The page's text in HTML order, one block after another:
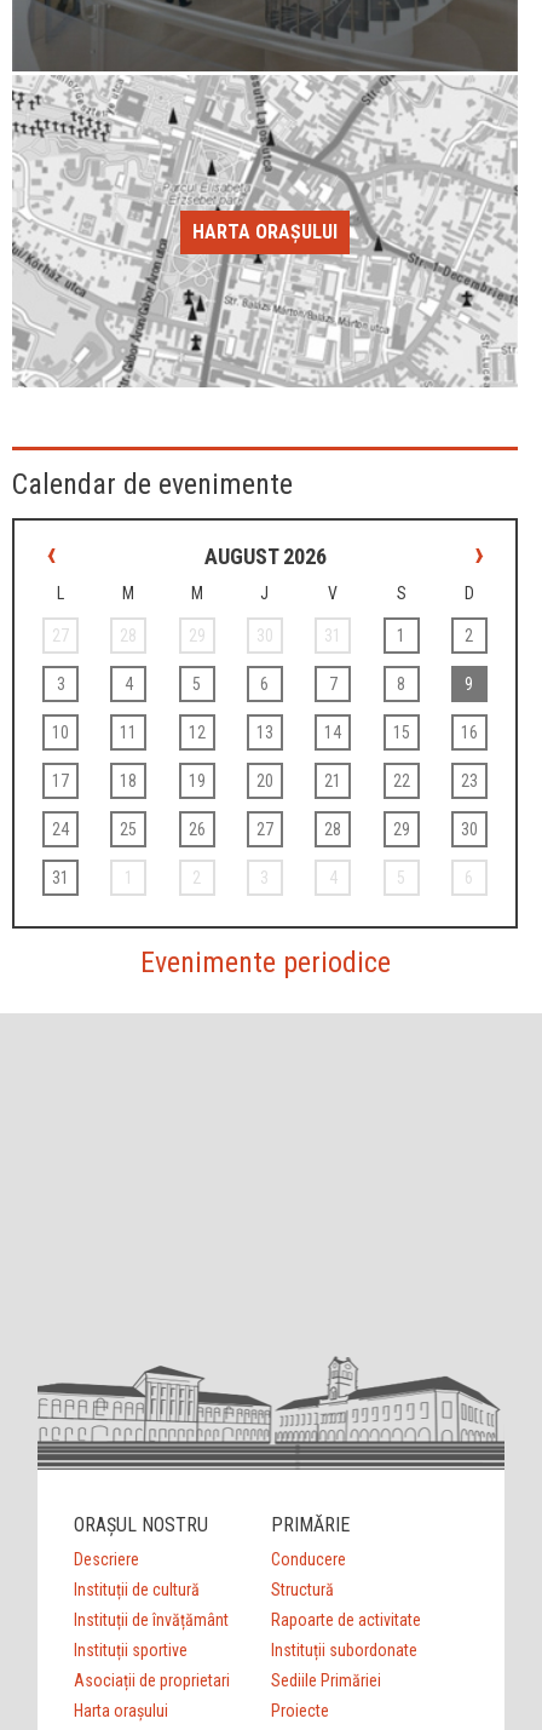
HARTA ORAȘULUI
Calendar de evenimente
‹ AUGUST 2026 ›
M M J V S D
27 28 29 30 31 1 2
3 4 5 6 7 8 9
10 11 12 13 14 15 16
17 18 19 20 21 22 23
24 25 26 27 28 29 30
31 1 2 3 4 5 6
Evenimente periodice
ORAȘUL NOSTRU
Descriere
Instituții de cultură
Instituții de învățământ
Instituții sportive
Asociații de proprietari
Harta orașului
PRIMĂRIE
Conducere
Structură
Rapoarte de activitate
Instituții subordonate
Sediile Primăriei
Proiecte